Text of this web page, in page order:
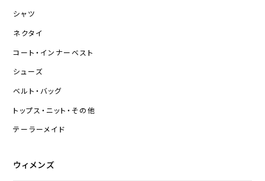
シャツ
ネクタイ
コート・インナーベスト
シューズ
ベルト・バッグ
トップス・ニット・その他
テーラーメイド
ウィメンズ